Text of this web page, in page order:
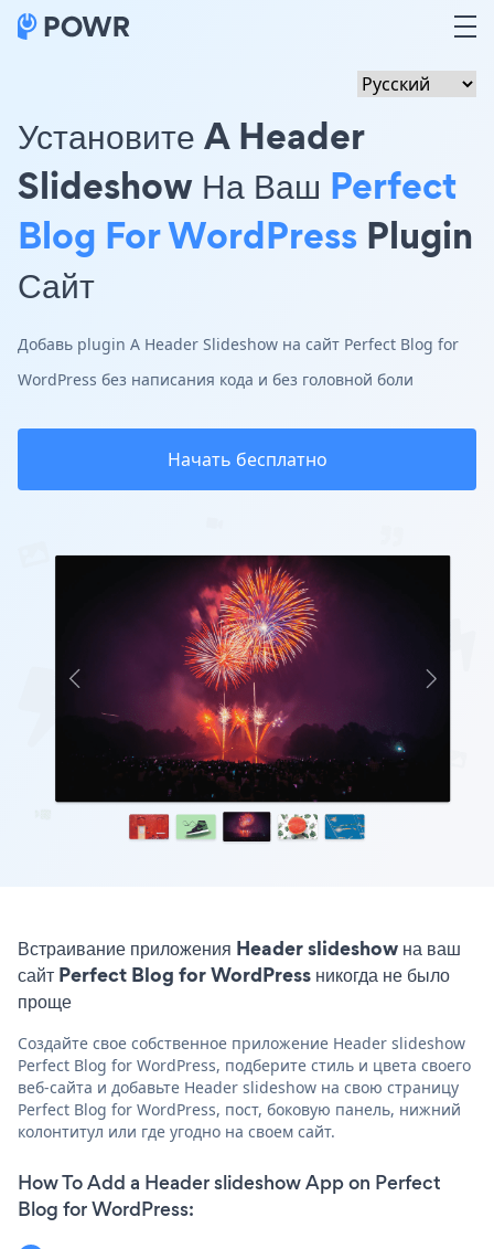
Установите A Header
Slideshow На Ваш Perfect
Blog For WordPress Plugin
Сайт
Добавь plugin A Header Slideshow на сайт Perfect Blog for
WordPress без написания кода и без головной боли
Начать бесплатно
Встраивание приложения Header slideshow на ваш
сайт Perfect Blog for WordPress никогда не было
проще
Создайте свое собственное приложение Header slideshow
Perfect Blog for WordPress, подберите стиль и цвета своего
веб-сайта и добавьте Header slideshow на свою страницу
Perfect Blog for WordPress, пост, боковую панель, нижний
колонтитул или где угодно на своем сайт.
How To Add a Header slideshow App on Perfect
Blog for WordPress: